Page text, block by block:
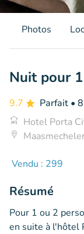
Photos
Nuit pour
9.7 Parfait •
Hotel Porta
Vendu : 299
Résumé
Pour 1 ou 2
en suite à l'hôtel